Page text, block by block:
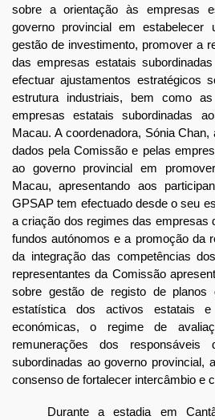
sobre a orientação às empresas
governo provincial em estabelecer
gestão de investimento, promover a
das empresas estatais
efectuar ajustamentos estratégicos
estrutura industriais, bem como
empresas estatais subordinadas
Macau. A coordenadora, Sónia
dados pela Comissão e pelas
ao governo provincial em
Macau, apresentando aos
GPSAP tem efectuado desde o seu
a criação dos regimes das empresas
fundos autónomos e a promoção da
da integração das competências
representantes da Comissão
sobre gestão de registo de planos
estatística dos activos estatais
económicas, o regime de
remunerações dos responsáveis
subordinadas ao governo provincial,
consenso de fortalecer intercâmbio e
Durante a estadia em